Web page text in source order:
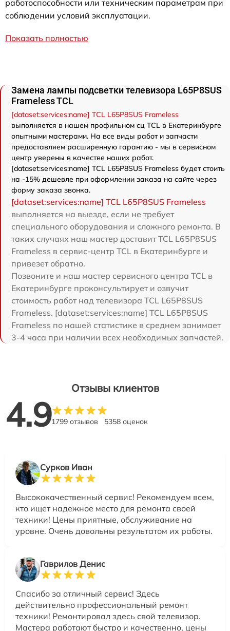
работоспособности или техническим параметрам при
соблюдении условий эксплуатации.
Показать полностью
Замена лампы подсветки телевизора L65P8SUS
Frameless TCL
[dataset:services:name] TCL L65P8SUS Frameless
выполняется в нашем профильном сц TCL в Екатеринбурге
опытными мастерами. На все виды работ и запчасти
предоставляем расширенную гарантию - мы в сервисном
центр уверены в качестве наших работ.
[dataset:services:name] TCL L65P8SUS Frameless будет стоить
на -15% дешевле при оформлении заказа на сайте через
форму заказа звонка.
[dataset:services:name] TCL L65P8SUS Frameless
выполняется на выезде, если не требует
специального оборудования и сложного ремонта. В
таких случаях наш мастер доставит TCL L65P8SUS
Frameless в сервис-центр TCL в Екатеринбурге и
привезет обратно.
Позвоните и наш мастер сервисного центра TCL в
Екатеринбурге проконсультирует и озвучит
стоимость работ над телевизора TCL L65P8SUS
Frameless. [dataset:services:name] TCL L65P8SUS
Frameless по нашей статистике в среднем занимает
3-4 часа при наличии всех необходимых запчастей.
Отзывы клиентов
4.91799 отзывов 5358 оценок
Сурков Иван
Высококачественный сервис! Рекомендуем всем,
кто ищет надежное место для ремонта своей
техники! Цены приятные, обслуживание на
уровне. Очень довольны результатом их работы.
Гаврилов Денис
Спасибо за отличный сервис! Здесь
действительно профессиональный ремонт
техники! Ремонтировал здесь свой телевизор.
Мастера работают быстро и качественно, цены